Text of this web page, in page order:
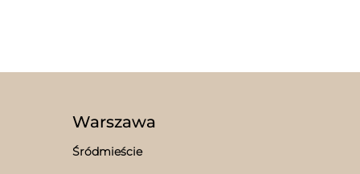
na
produktu
Warszawa
Śródmieście